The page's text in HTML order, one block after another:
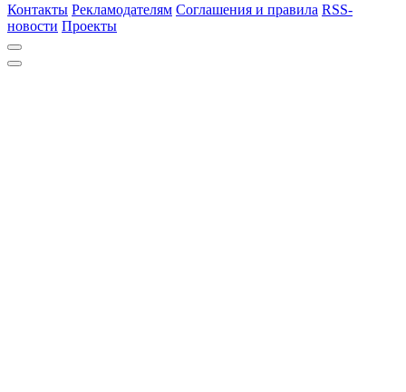
Контакты Рекламодателям Соглашения и правила RSS-
новости Проекты